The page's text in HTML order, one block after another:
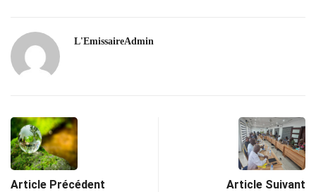
L'EmissaireAdmin
Article Précédent Article Suivant